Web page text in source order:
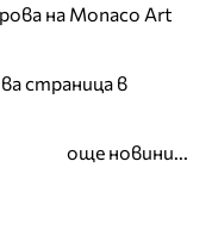
на Monaco Art
страница в
още новини...